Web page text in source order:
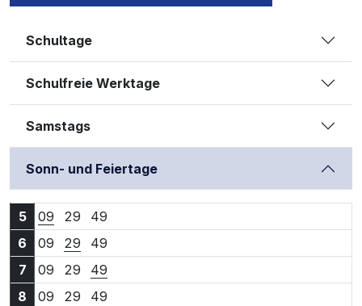
Schultage
Schulfreie Werktage
Samstags
Sonn- und Feiertage
5 09 5:09 Uhr
29 5:29 Uhr
49
6
09 6:09 Uhr
29 6:29 Uhr
49
7
09 7:09 Uhr
29 7:29 Uhr
49
8
09 8:09 Uhr
29 8:29 Uhr
49